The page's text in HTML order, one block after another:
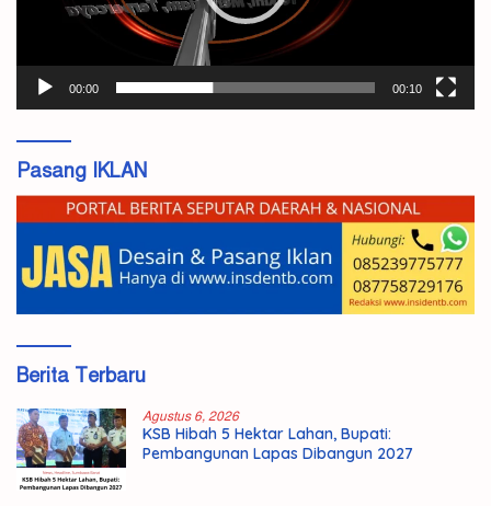
00:00 00:10
Pasang IKLAN
Berita Terbaru
Agustus 6, 2026
KSB Hibah 5 Hektar Lahan, Bupati:
Pembangunan Lapas Dibangun 2027